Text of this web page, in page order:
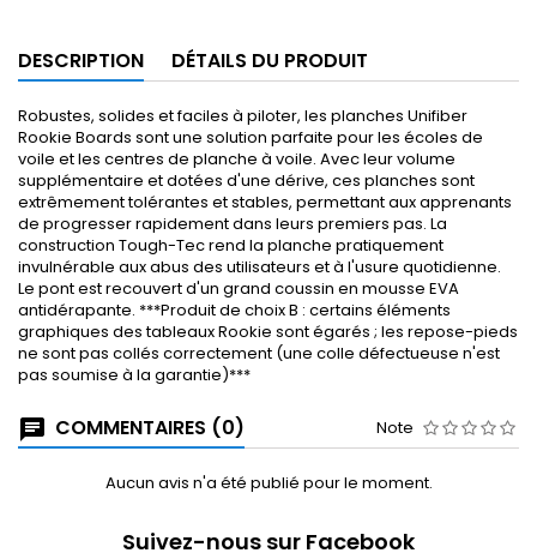
DESCRIPTION DÉTAILS DU PRODUIT
Robustes, solides et faciles à piloter, les planches Unifiber
Rookie Boards sont une solution parfaite pour les écoles de
voile et les centres de planche à voile. Avec leur volume
supplémentaire et dotées d'une dérive, ces planches sont
extrêmement tolérantes et stables, permettant aux apprenants
de progresser rapidement dans leurs premiers pas. La
construction Tough-Tec rend la planche pratiquement
invulnérable aux abus des utilisateurs et à l'usure quotidienne.
Le pont est recouvert d'un grand coussin en mousse EVA
antidérapante. ***Produit de choix B : certains éléments
graphiques des tableaux Rookie sont égarés ; les repose-pieds
ne sont pas collés correctement (une colle défectueuse n'est
pas soumise à la garantie)***
COMMENTAIRES (0) Note
Aucun avis n'a été publié pour le moment.
Suivez-nous sur Facebook